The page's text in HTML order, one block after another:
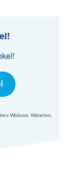
Woluwe, Waterloo,